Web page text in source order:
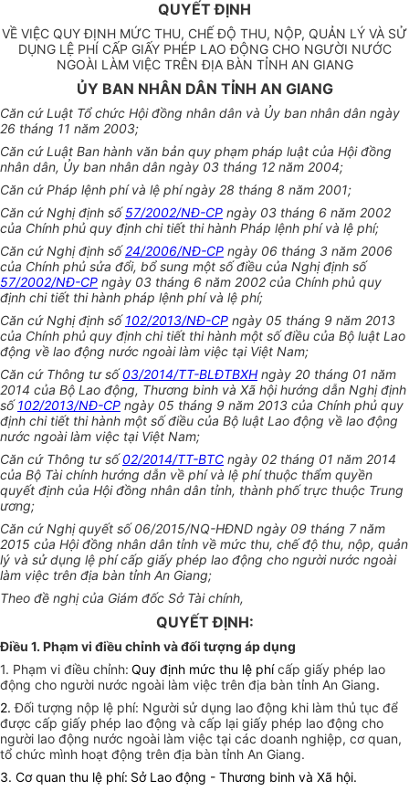
QUYẾT ĐỊNH
VỀ VIỆC QUY ĐỊNH MỨC THU, CHẾ ĐỘ THU, NỘP, QUẢN LÝ VÀ SỬ
DỤNG LỆ PHÍ CẤP GIẤY PHÉP LAO ĐỘNG CHO NGƯỜI NƯỚC
NGOÀI LÀM VIỆC TRÊN ĐỊA BÀN TỈNH AN GIANG
ỦY BAN NHÂN DÂN TỈNH AN GIANG
Căn cứ Luật Tổ chức Hội đồng nhân dân và Ủy ban nhân dân ngày
26 tháng 11 năm 2003;
Căn cứ Luật Ban hành văn bản quy phạm pháp luật của Hội đồng
nhân dân, Ủy ban nhân dân ngày 03 tháng 12 năm 2004;
Căn cứ Pháp lệnh phí và lệ phí ngày 28 tháng 8 năm 2001;
Căn cứ Nghị định số57/2002/NĐ-CP ngày 03 tháng 6 năm 2002
của Chính phủ quy định chi tiết thi hành Pháp lệnh phí và lệ phí;
Căn cứ Nghị định số24/2006/NĐ-CP ngày 06 tháng 3 năm 2006
của Chính phủ sửa đổi, bổ sung một số điều của Nghị định số
57/2002/NĐ-CP ngày 03 tháng 6 năm 2002 của Chính phủ quy
định chi tiết thi hành pháp lệnh phí và lệ phí;
Căn cứ Nghị định số102/2013/NĐ-CP ngày 05 tháng 9 năm 2013
của Chính phủ quy định chi tiết thi hành một số điều của Bộ luật Lao
động về lao động nước ngoài làm việc tại Việt Nam;
Căn cứ Thông tư số03/2014/TT-BLĐTBXH ngày 20 tháng 01 năm
2014 của Bộ Lao động, Thương binh và Xã hội hướng dẫn Nghị định
số102/2013/NĐ-CP ngày 05 tháng 9 năm 2013 của Chính phủ quy
định chi tiết thi hành một số điều của Bộ luật Lao động về lao động
nước ngoài làm việc tại Việt Nam;
Căn cứ Thông tư số02/2014/TT-BTC ngày 02 tháng 01 năm 2014
của Bộ Tài chính hướng dẫn về phí và lệ phí thuộc thẩm quyền
quyết định của Hội đồng nhân dân tỉnh, thành phố trực thuộc Trung
ương;
Căn cứ Nghị quyết số 06/2015/NQ-HĐND ngày 09 tháng 7 năm
2015 của Hội đồng nhân dân tỉnh về mức thu, chế độ thu, nộp, quản
lý và sử dụng lệ phí cấp giấy phép lao động cho người nước ngoài
làm việc trên địa bàn tỉnh An Giang;
Theo đề nghị của Giám đốc Sở Tài chính,
QUYẾT ĐỊNH:
Điều 1. Phạm vi điều chỉnh và đối tượng áp dụng
1. Phạm vi điều chỉnh: Quy định mức thu lệ phícấp giấy phép lao
động cho người nước ngoài làm việc trên địa bàn tỉnh An Giang.
2.Đối tượng nộp lệ phí: Người sử dụng lao động khi làm thủ tục để
được cấp giấy phép lao động và cấp lại giấy phép lao động cho
người lao động nước ngoài làm việc tại các doanh nghiệp, cơ quan,
tổ chức mình hoạt động trên địa bàn tỉnh An Giang.
3. Cơ quan thu lệ phí: Sở Lao động - Thương binh và Xã hội.